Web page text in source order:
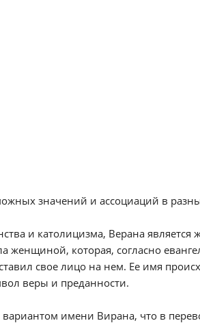
значений и ассоциаций в
и католицизма, Верана
женщиной, которая, согласно
свое лицо на нем. Ее имя
веры и преданности.
имени Вирана, что в